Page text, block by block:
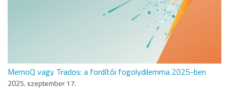
MemoQ vagy Trados: a fordítói fogolydilemma 2025-ben
2025. szeptember 17.